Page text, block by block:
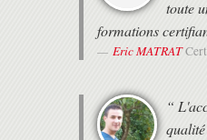
Configurer les alias
Mettre en œuvre
SERVICES SAN FABRIC
Surveiller le flux du
FIBRE CHANNEL OVER
- en Alternance,
à leurs contraintes.
DEROULEMENT
• Les horaires de fin
• Une attestation de
• Cette formation est
toute
formations
Eric MATRAT
“